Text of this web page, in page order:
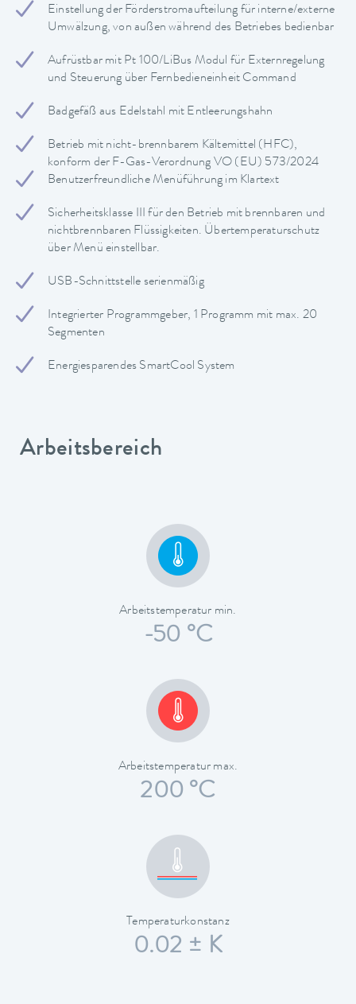
Einstellung der Förderstromaufteilung für interne/externe
Umwälzung, von außen während des Betriebes bedienbar
Aufrüstbar mit Pt 100/LiBus Modul für Externregelung
und Steuerung über Fernbedieneinheit Command
Badgefäß aus Edelstahl mit Entleerungshahn
Betrieb mit nicht-brennbarem Kältemittel (HFC),
konform der F-Gas-Verordnung VO (EU) 573/2024
Benutzerfreundliche Menüführung im Klartext
Sicherheitsklasse III für den Betrieb mit brennbaren und
nichtbrennbaren Flüssigkeiten. Übertemperaturschutz
über Menü einstellbar.
USB-Schnittstelle serienmäßig
Integrierter Programmgeber, 1 Programm mit max. 20
Segmenten
Energiesparendes SmartCool System
Arbeitsbereich
Arbeitstemperatur min.
-50 °C
Arbeitstemperatur max.
200 °C
Temperaturkonstanz
0.02 ± K